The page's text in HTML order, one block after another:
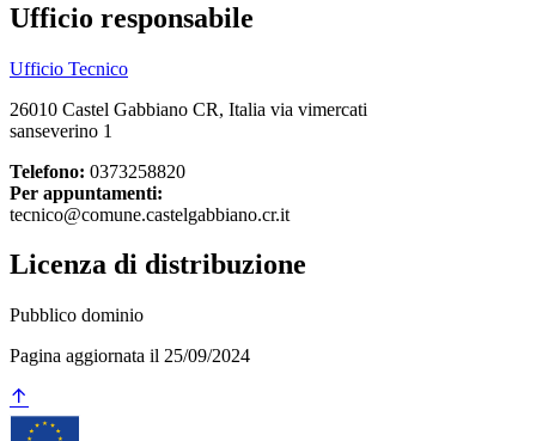
Ufficio responsabile
Ufficio Tecnico
26010 Castel Gabbiano CR, Italia via vimercati
sanseverino 1
Telefono: 0373258820
Per appuntamenti:
tecnico@comune.castelgabbiano.cr.it
Licenza di distribuzione
Pubblico dominio
Pagina aggiornata il 25/09/2024